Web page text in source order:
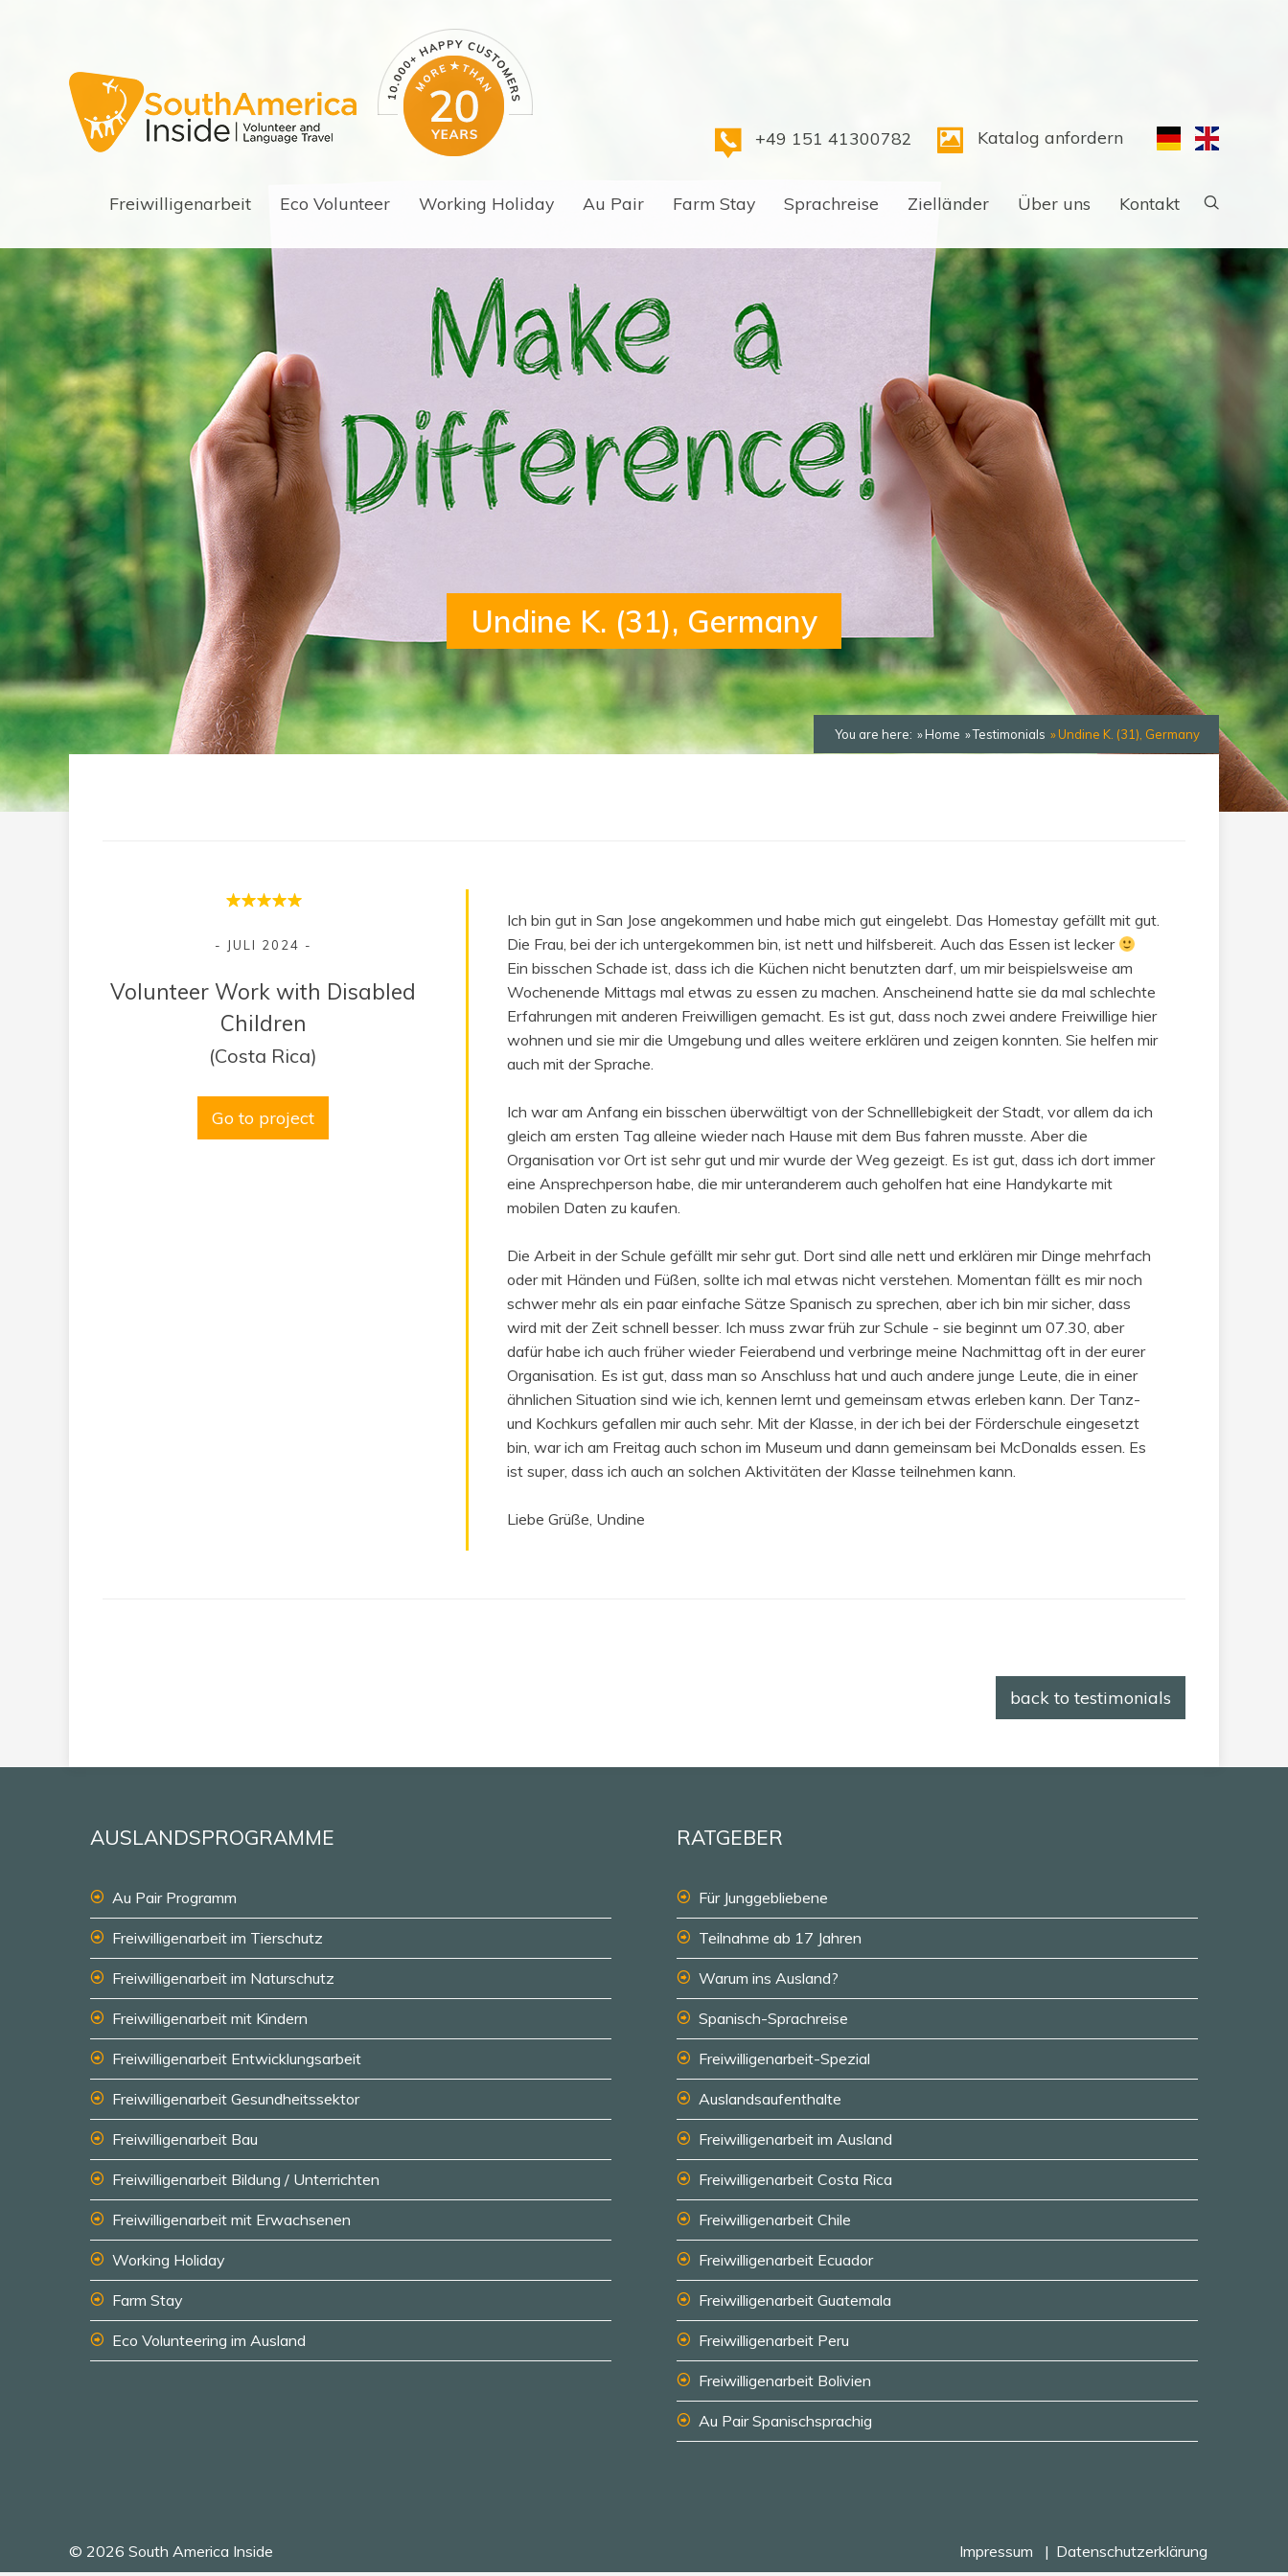
+49 151 41300782 Katalog anfordern
Freiwilligenarbeit Eco Volunteer Working Holiday Au Pair Farm Stay Sprachreise Zielländer Über uns Kontakt
Undine K. (31), Germany
You are here: Home Testimonials Undine K. (31), Germany
- JULI 2024 -
Volunteer Work with Disabled
Children
(Costa Rica)
Go to project
Ich bin gut in San Jose angekommen und habe mich gut eingelebt. Das Homestay gefällt mit gut.
Die Frau, bei der ich untergekommen bin, ist nett und hilfsbereit. Auch das Essen ist lecker
Ein bisschen Schade ist, dass ich die Küchen nicht benutzten darf, um mir beispielsweise am
Wochenende Mittags mal etwas zu essen zu machen. Anscheinend hatte sie da mal schlechte
Erfahrungen mit anderen Freiwilligen gemacht. Es ist gut, dass noch zwei andere Freiwillige hier
wohnen und sie mir die Umgebung und alles weitere erklären und zeigen konnten. Sie helfen mir
auch mit der Sprache.
Ich war am Anfang ein bisschen überwältigt von der Schnelllebigkeit der Stadt, vor allem da ich
gleich am ersten Tag alleine wieder nach Hause mit dem Bus fahren musste. Aber die
Organisation vor Ort ist sehr gut und mir wurde der Weg gezeigt. Es ist gut, dass ich dort immer
eine Ansprechperson habe, die mir unteranderem auch geholfen hat eine Handykarte mit
mobilen Daten zu kaufen.
Die Arbeit in der Schule gefällt mir sehr gut. Dort sind alle nett und erklären mir Dinge mehrfach
oder mit Händen und Füßen, sollte ich mal etwas nicht verstehen. Momentan fällt es mir noch
schwer mehr als ein paar einfache Sätze Spanisch zu sprechen, aber ich bin mir sicher, dass
wird mit der Zeit schnell besser. Ich muss zwar früh zur Schule - sie beginnt um 07.30, aber
dafür habe ich auch früher wieder Feierabend und verbringe meine Nachmittag oft in der eurer
Organisation. Es ist gut, dass man so Anschluss hat und auch andere junge Leute, die in einer
ähnlichen Situation sind wie ich, kennen lernt und gemeinsam etwas erleben kann. Der Tanz-
und Kochkurs gefallen mir auch sehr. Mit der Klasse, in der ich bei der Förderschule eingesetzt
bin, war ich am Freitag auch schon im Museum und dann gemeinsam bei McDonalds essen. Es
ist super, dass ich auch an solchen Aktivitäten der Klasse teilnehmen kann.
Liebe Grüße, Undine
back to testimonials
AUSLANDSPROGRAMME
Au Pair Programm
Freiwilligenarbeit im Tierschutz
Freiwilligenarbeit im Naturschutz
Freiwilligenarbeit mit Kindern
Freiwilligenarbeit Entwicklungsarbeit
Freiwilligenarbeit Gesundheitssektor
Freiwilligenarbeit Bau
Freiwilligenarbeit Bildung / Unterrichten
Freiwilligenarbeit mit Erwachsenen
Working Holiday
Farm Stay
Eco Volunteering im Ausland
RATGEBER
Für Junggebliebene
Teilnahme ab 17 Jahren
Warum ins Ausland?
Spanisch-Sprachreise
Freiwilligenarbeit-Spezial
Auslandsaufenthalte
Freiwilligenarbeit im Ausland
Freiwilligenarbeit Costa Rica
Freiwilligenarbeit Chile
Freiwilligenarbeit Ecuador
Freiwilligenarbeit Guatemala
Freiwilligenarbeit Peru
Freiwilligenarbeit Bolivien
Au Pair Spanischsprachig
© 2026 South America Inside Impressum Datenschutzerklärung